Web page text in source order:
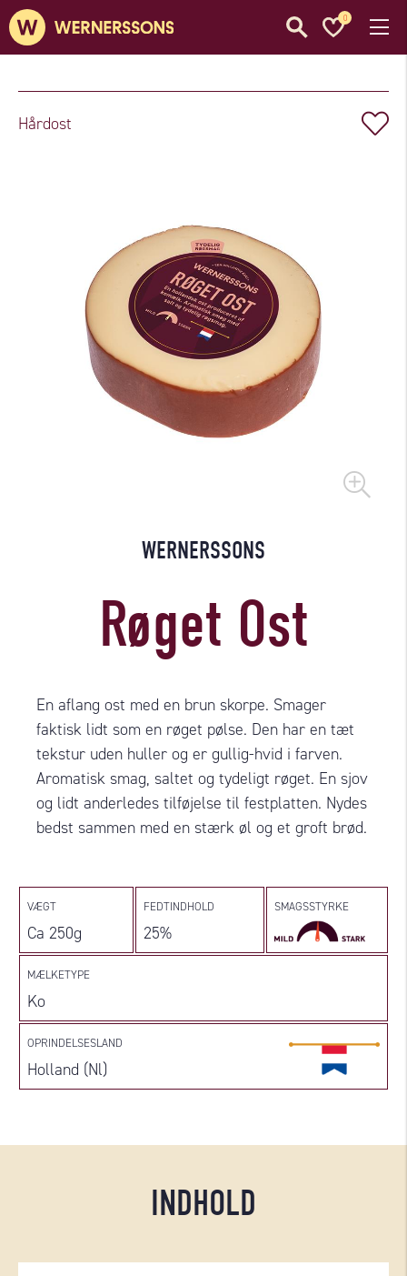
0
Hårdost
WERNERSSONS
Røget Ost
En aflang ost med en brun skorpe. Smager
faktisk lidt som en røget pølse. Den har en tæt
tekstur uden huller og er gullig-hvid i farven.
Aromatisk smag, saltet og tydeligt røget. En sjov
og lidt anderledes tilføjelse til festplatten. Nydes
bedst sammen med en stærk øl og et groft brød.
VÆGT
Ca 250g
FEDTINDHOLD
25%
SMAGSSTYRKE
MÆLKETYPE
Ko
OPRINDELSESLAND
Holland (Nl)
INDHOLD